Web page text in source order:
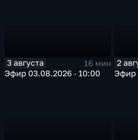
3 августа
16 мин
Эфир 03.08.2026 · 10:00
2
Эфир